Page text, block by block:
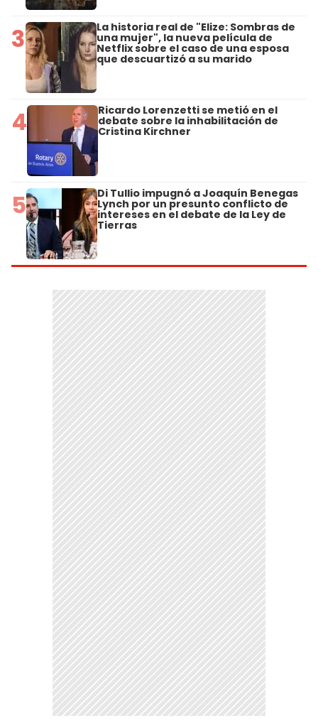
3 La historia real de "Elize: Sombras de
una mujer", la nueva película de
Netflix sobre el caso de una esposa
que descuartizó a su marido
4 Ricardo Lorenzetti se metió en el
debate sobre la inhabilitación de
Cristina Kirchner
5 Di Tullio impugnó a Joaquín Benegas
Lynch por un presunto conflicto de
intereses en el debate de la Ley de
Tierras